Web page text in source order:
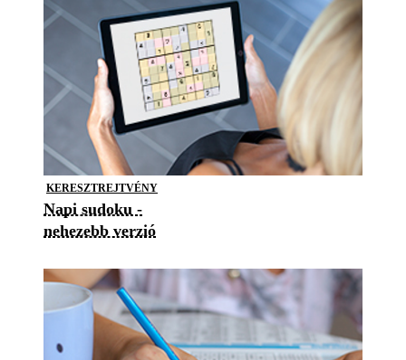
KERESZTREJTVÉNY
Napi sudoku -
nehezebb verzió